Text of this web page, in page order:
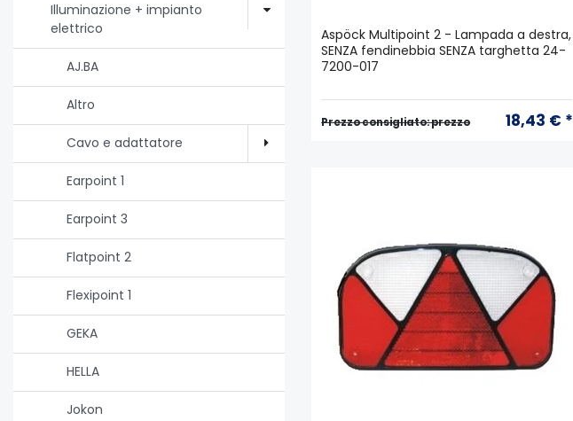
Illuminazione + impianto
elettrico
AJ.BA
Altro
Cavo e adattatore
Earpoint 1
Earpoint 3
Flatpoint 2
Flexipoint 1
GEKA
HELLA
Jokon
Aspöck Multipoint 2 - Lampada a destra,
SENZA fendinebbia SENZA targhetta 24-
7200-017
Prezzo consigliato: prezzo 18,43 € *